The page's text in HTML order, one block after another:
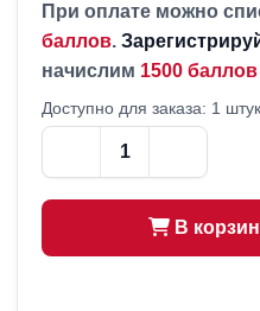
При оплате можно
баллов.
начислим 1500 баллов
Доступно для заказа: 1
В